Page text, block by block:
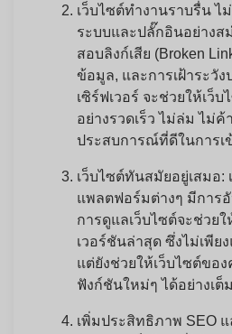
เว็บไซต์ทำงานราบรื่น ไ
ระบบและปลั๊กอินอย่างส
สอบลิงก์เสีย (Broken
ข้อมูล, และการเฝ้าระวั
เซิร์ฟเวอร์ จะช่วยให้เว็
อย่างรวดเร็ว ไม่ล่ม ไม่
ประสบการณ์ที่ดีในการเ
เว็บไซต์ทันสมัยอยู่เสมอ:
แพลตฟอร์มต่างๆ มีการอั
การดูแลเว็บไซต์จะช่วย
เวอร์ชันล่าสุด ซึ่งไม่เพีย
แต่ยังช่วยให้เว็บไซต์ขอ
ฟังก์ชันใหม่ๆ ได้อย่างเต็
เพิ่มประสิทธิภาพ SEO